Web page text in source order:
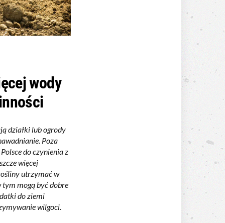
wody
działki lub ogrody
Poza
do czynienia z
więcej
utrzymać w
mogą być dobre
do ziemi
wilgoci.